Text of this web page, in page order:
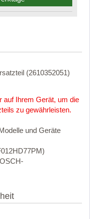
(2610352051)
auf Ihrem Gerät, um die
zu gewährleisten.
und Geräte